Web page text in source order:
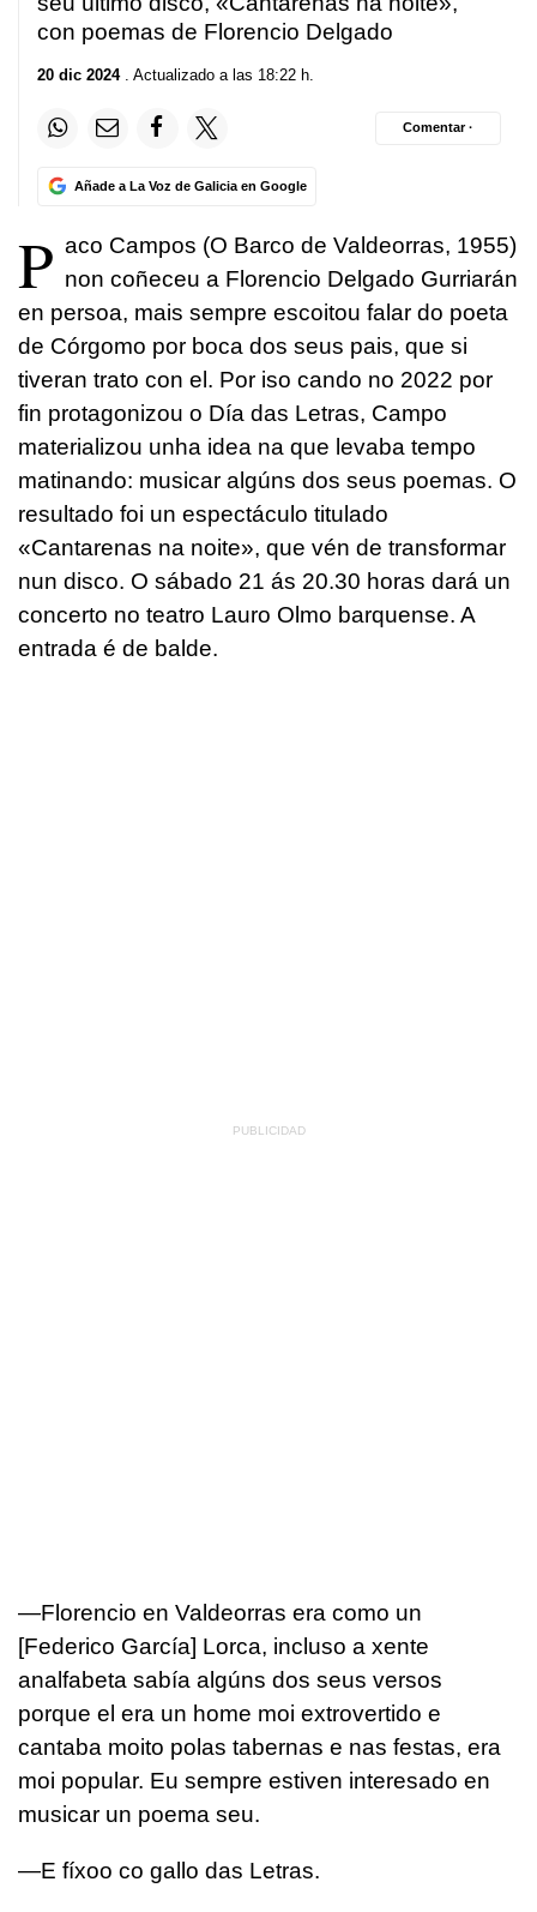
con poemas de Florencio Delgado
20 dic 2024. Actualizado a las 18:22 h.
Añade a La Voz de Galicia en Google
Comentar ·
P aco Campos (O Barco de Valdeorras, 1955)
non coñeceu a Florencio Delgado Gurriarán
en persoa, mais sempre escoitou falar do poeta
de Córgomo por boca dos seus pais, que si
tiveran trato con el. Por iso cando no 2022 por
fin protagonizou o Día das Letras, Campo
materializou unha idea na que levaba tempo
matinando: musicar algúns dos seus poemas. O
resultado foi un espectáculo titulado
«Cantarenas na noite», que vén de transformar
nun disco. O sábado 21 ás 20.30 horas dará un
concerto no teatro Lauro Olmo barquense. A
entrada é de balde.
—Florencio en Valdeorras era como un
[Federico García] Lorca, incluso a xente
analfabeta sabía algúns dos seus versos
porque el era un home moi extrovertido e
cantaba moito polas tabernas e nas festas, era
moi popular. Eu sempre estiven interesado en
musicar un poema seu.
—E fíxoo co gallo das Letras.